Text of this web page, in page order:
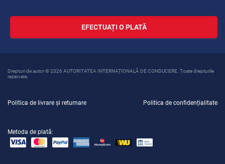
EFECTUAȚI O PLATĂ
Drepturi de autor © 2026 AUTORITATEA INTERNAȚIONALĂ DE CONDUCERE. Toate drepturile
rezervate
Politica de livrare și returnare Politica de confidențialitate
Metoda de plată: